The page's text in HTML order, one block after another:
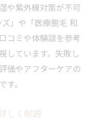
や紫外線対策が不可
」や「医療脱毛 和
コミや体験談を参考
しています。失敗し
価やアフターケアの
。
しく解説